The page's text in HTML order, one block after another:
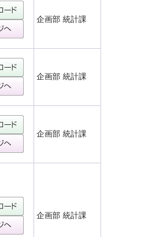
企画部 統計課
企画部 統計課
企画部 統計課
企画部 統計課